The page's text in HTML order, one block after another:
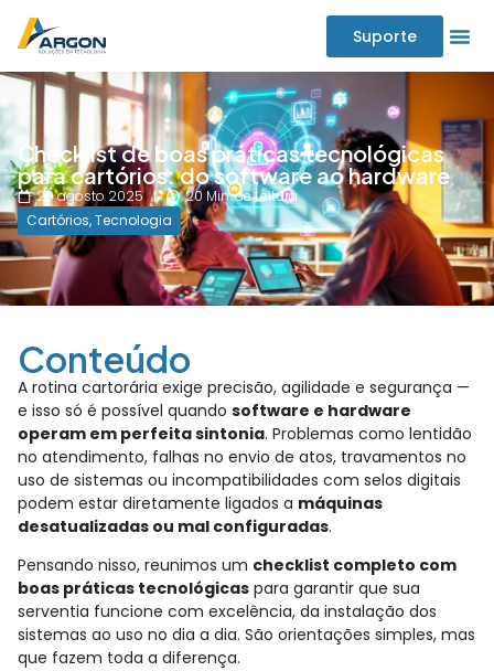
Suporte
Checklist de boas práticas tecnológicas
para cartórios: do software ao hardware
29 agosto 2025
20 Min. de Leitura
Cartórios,Tecnologia
Conteúdo
A rotina cartorária exige precisão, agilidade e segurança —
e isso só é possível quando software e hardware
operam em perfeita sintonia. Problemas como lentidão
no atendimento, falhas no envio de atos, travamentos no
uso de sistemas ou incompatibilidades com selos digitais
podem estar diretamente ligados a máquinas
desatualizadas ou mal configuradas.
Pensando nisso, reunimos um checklist completo com
boas práticas tecnológicas para garantir que sua
serventia funcione com excelência, da instalação dos
sistemas ao uso no dia a dia. São orientações simples, mas
que fazem toda a diferença.